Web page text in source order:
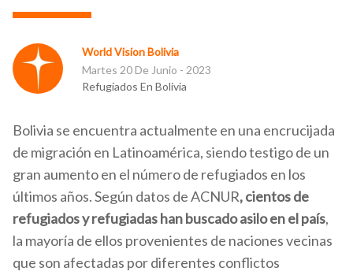
World Vision Bolivia
Martes 20 De Junio - 2023
Refugiados En Bolivia
Bolivia se encuentra actualmente en una encrucijada
de migración en Latinoamérica, siendo testigo de un
gran aumento en el número de refugiados en los
últimos años. Según datos de ACNUR, cientos de
refugiados y refugiadas han buscado asilo en el país,
la mayoría de ellos provenientes de naciones vecinas
que son afectadas por diferentes conflictos